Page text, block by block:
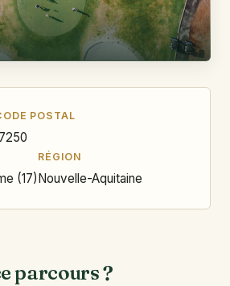
POSTAL
(17)
RÉGION
Nouvelle-Aquitaine
parcours ?